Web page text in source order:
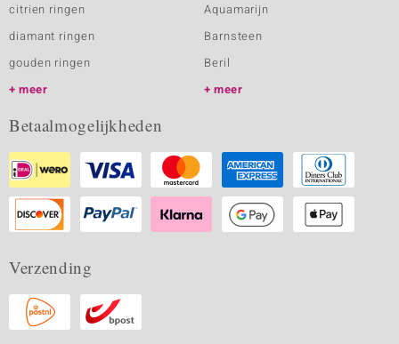
citrien ringen
diamant ringen
gouden ringen
meer
Aquamarijn
Barnsteen
Beril
meer
Betaalmogelijkheden
Verzending